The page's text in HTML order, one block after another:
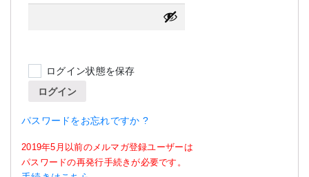
須
ログイン状態を保存
ログイン
パスワードをお忘れですか ?
2019年5月以前のメルマガ登録ユーザーは
パスワードの再発行手続きが必要です。